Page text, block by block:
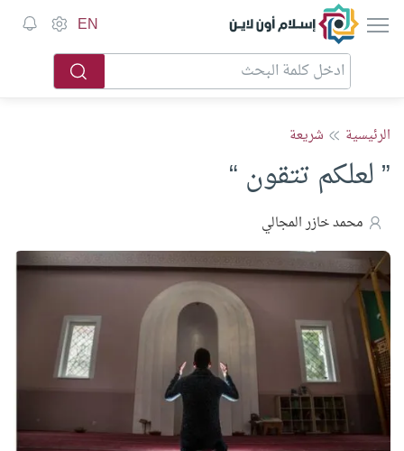
إسلام أون لاين EN
الرئيسية شريعة
” لعلكم تتقون “
محمد خازر المجالي